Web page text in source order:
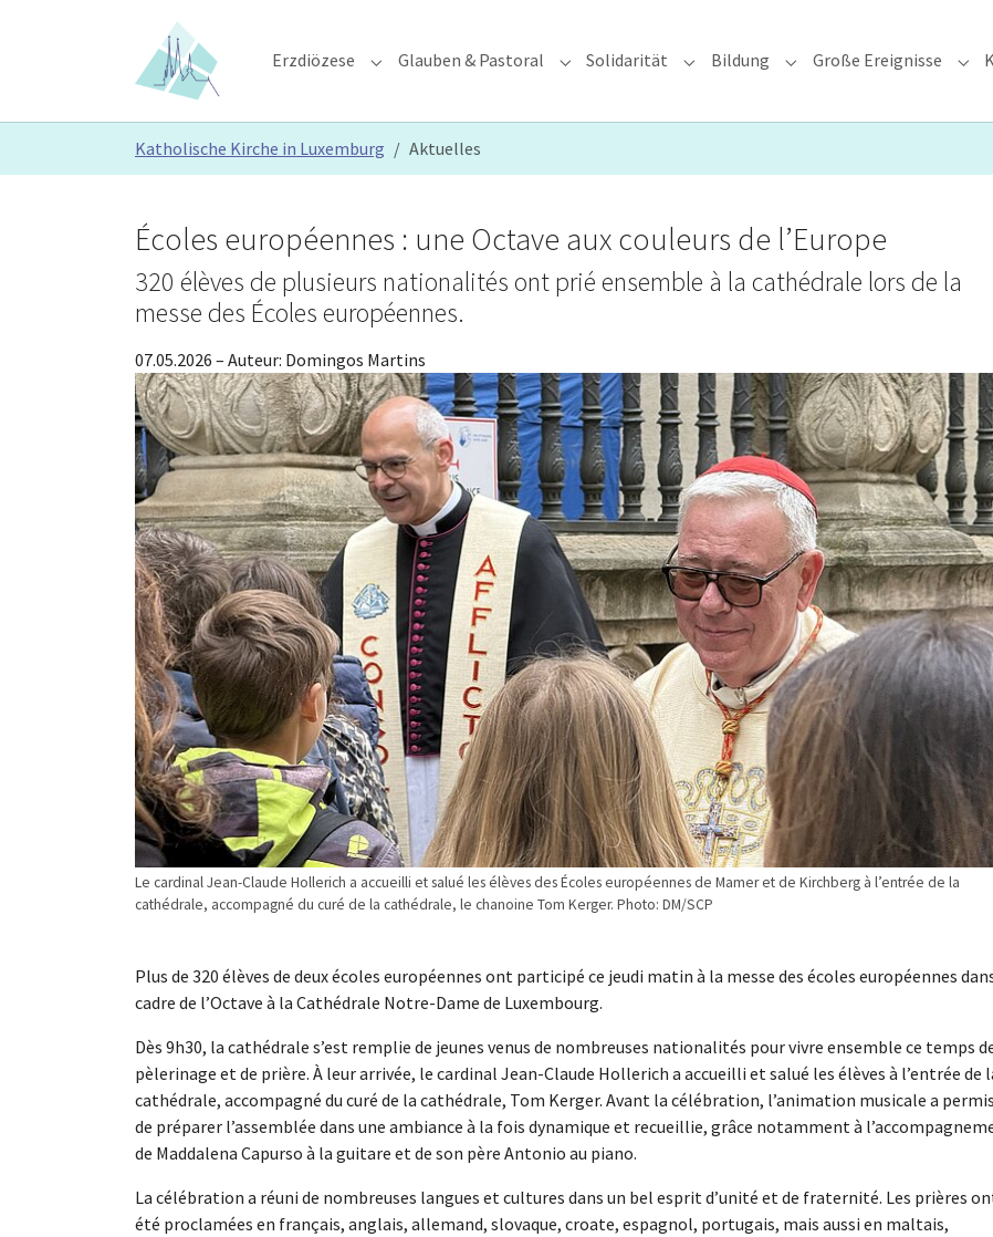
Erzdiözese Submenu for "Erzdiözese"
Glauben & Pastoral Submenu for "Glauben & Pastoral"
Solidarität Submenu for "Solidarität"
Bildung Submenu for "Bildung"
Große Ereignisse
Katholische Kirche in Luxemburg Aktuelles
Le cardinal Jean-Claude Hollerich a accueilli et salué les élèves des Écoles européennes de Mamer et de Kirchberg à l’entrée de la
cathédrale, accompagné du curé de la cathédrale, le chanoine Tom Kerger. Photo: DM/SCP
Écoles européennes : une Octave aux couleurs de l’Europe
320 élèves de plusieurs nationalités ont prié ensemble à la cathédrale lors de la
messe des Écoles européennes.
07.05.2026 – Auteur: Domingos Martins
Plus de 320 élèves de deux écoles européennes ont participé ce jeudi matin à la messe des écoles européennes
cadre de l’Octave à la Cathédrale Notre-Dame de Luxembourg.
Dès 9h30, la cathédrale s’est remplie de jeunes venus de nombreuses nationalités pour vivre ensemble ce temps
pèlerinage et de prière. À leur arrivée, le cardinal Jean-Claude Hollerich a accueilli et salué les élèves à l’entrée de
cathédrale, accompagné du curé de la cathédrale, Tom Kerger. Avant la célébration, l’animation musicale a permis
de préparer l’assemblée dans une ambiance à la fois dynamique et recueillie, grâce notamment à
de Maddalena Capurso à la guitare et de son père Antonio au piano.
La célébration a réuni de nombreuses langues et cultures dans un bel esprit d’unité et de fraternité. Les prières
été proclamées en français, anglais, allemand, slovaque, croate, espagnol, portugais, mais aussi en maltais,